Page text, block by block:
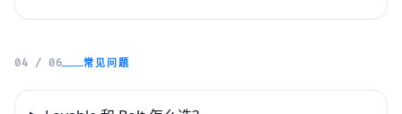
04 / 06 常见问题